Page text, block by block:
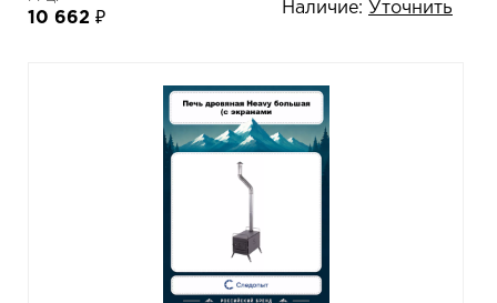
10 662 ₽
Наличие: Уточнить